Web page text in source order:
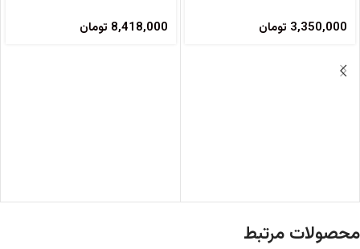
3,350,000 تومان
8,418,000 تومان
محصولات مرتبط